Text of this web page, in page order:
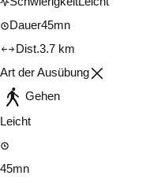
Dauer45mn
Dist.3.7 km
Art der Ausübung
Gehen
Leicht
45mn